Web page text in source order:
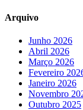
Arquivo
Junho 2026
Abril 2026
Março 2026
Fevereiro
Janeiro 2026
Novembro
Outubro 2025